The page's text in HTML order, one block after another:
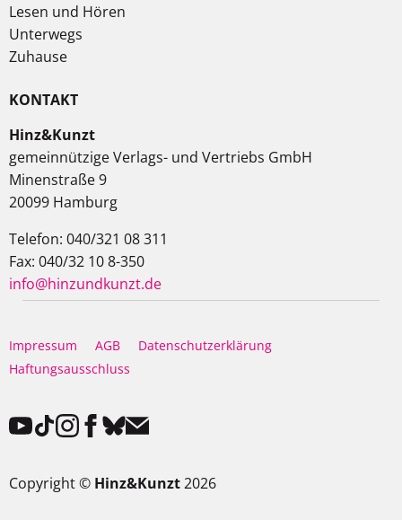
Lesen und Hören
Unterwegs
Zuhause
KONTAKT
Hinz&Kunzt
gemeinnützige Verlags- und Vertriebs GmbH
Minenstraße 9
20099 Hamburg
Telefon: 040/321 08 311
Fax: 040/32 10 8-350
info@hinzundkunzt.de
Impressum AGB
Datenschutzerklärung
Haftungsausschluss
Copyright © Hinz&Kunzt2026